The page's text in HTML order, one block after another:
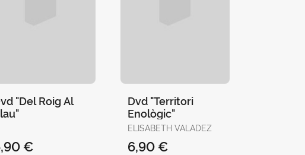
"Del Roig Al
€
Dvd "Territori
Enològic"
ELISABETH VALADEZ
6,90 €